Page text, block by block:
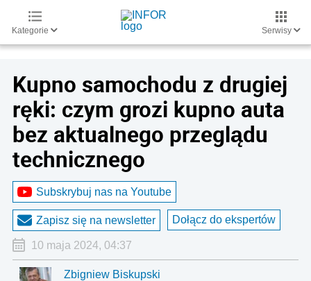
Kategorie Serwisy
Kupno samochodu z drugiej
ręki: czym grozi kupno auta
bez aktualnego przeglądu
technicznego
Subskrybuj nas na Youtube
Zapisz się na newsletter Dołącz do ekspertów
10 maja 2024, 04:37
Zbigniew Biskupski